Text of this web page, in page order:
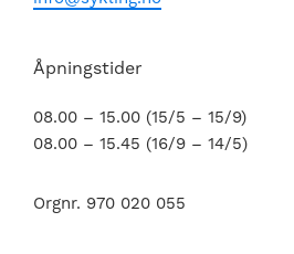
Åpningstider
08.00 – 15.00 (15/5 – 15/9)
08.00 – 15.45 (16/9 – 14/5)
Orgnr. 970 020 055